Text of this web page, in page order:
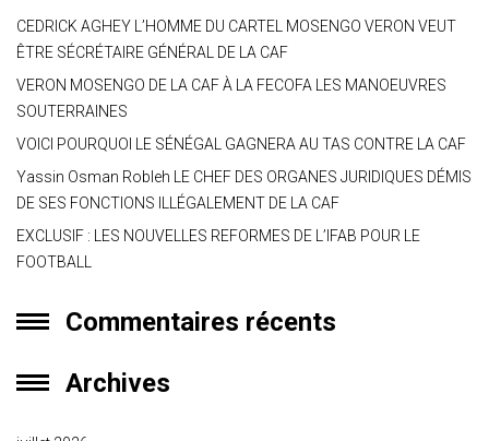
CEDRICK AGHEY L’HOMME DU CARTEL MOSENGO VERON VEUT
ÊTRE SÉCRÉTAIRE GÉNÉRAL DE LA CAF
VERON MOSENGO DE LA CAF À LA FECOFA LES MANOEUVRES
SOUTERRAINES
VOICI POURQUOI LE SÉNÉGAL GAGNERA AU TAS CONTRE LA CAF
Yassin Osman Robleh LE CHEF DES ORGANES JURIDIQUES DÉMIS
DE SES FONCTIONS ILLÉGALEMENT DE LA CAF
EXCLUSIF : LES NOUVELLES REFORMES DE L’IFAB POUR LE
FOOTBALL
Commentaires récents
Archives